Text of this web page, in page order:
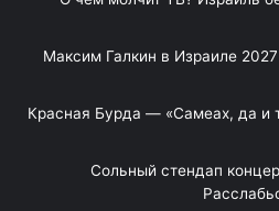
Максим Галкин в Израиле
Красная Бурда — «Самеах, да и
"Сольный стендап